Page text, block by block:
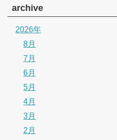
archive
2026年
8月
7月
6月
5月
4月
3月
2月